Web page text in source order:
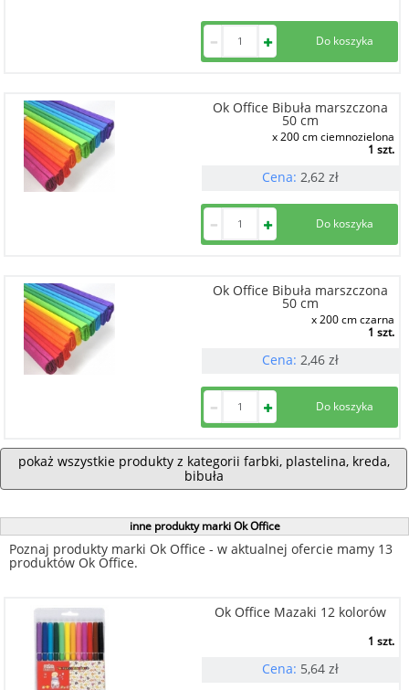
Ok Office Bibuła marszczona
50 cm
x 200 cm ciemnozielona
1 szt.
Cena: 2,62 zł
Ok Office Bibuła marszczona
50 cm
x 200 cm czarna
1 szt.
Cena: 2,46 zł
pokaż wszystkie produkty z kategorii farbki, plastelina, kreda,
bibuła
inne produkty marki Ok Office
Poznaj produkty marki Ok Office - w aktualnej ofercie mamy 13
produktów Ok Office.
Ok Office Mazaki 12 kolorów
1 szt.
Cena: 5,64 zł